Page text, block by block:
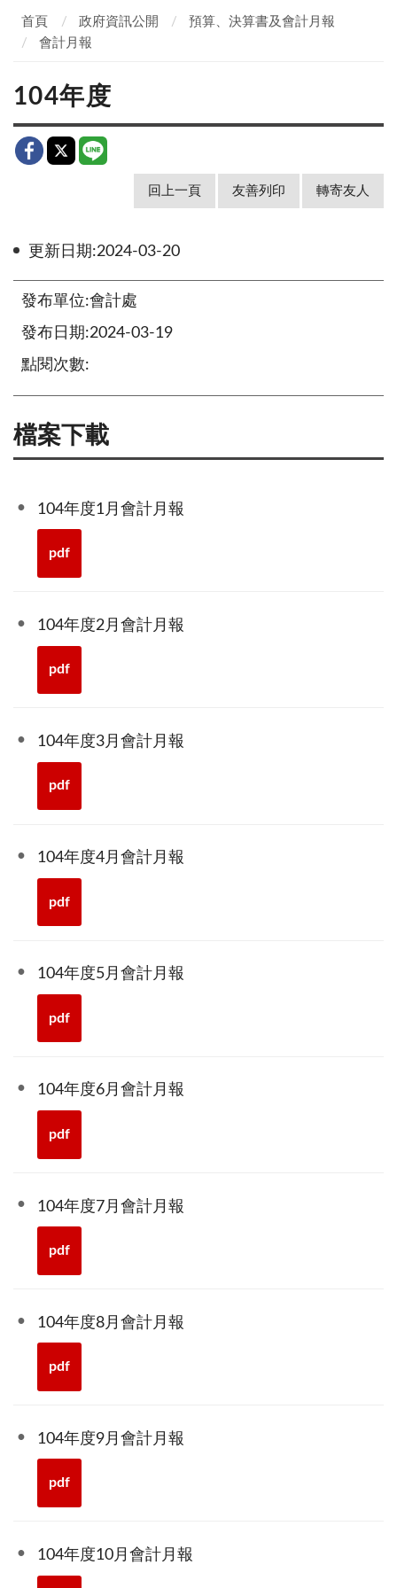
首頁 政府資訊公開
預算、決算書及會計月報
會計月報
104年度
回上一頁 友善列印 轉寄友人
更新日期:2024-03-20
發布單位:會計處
發布日期:2024-03-19
點閱次數:
檔案下載
104年度1月會計月報
pdf
104年度2月會計月報
pdf
104年度3月會計月報
pdf
104年度4月會計月報
pdf
104年度5月會計月報
pdf
104年度6月會計月報
pdf
104年度7月會計月報
pdf
104年度8月會計月報
pdf
104年度9月會計月報
pdf
104年度10月會計月報